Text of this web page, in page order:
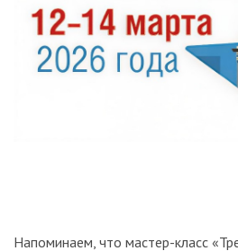
Напоминаем, что мастер-класс